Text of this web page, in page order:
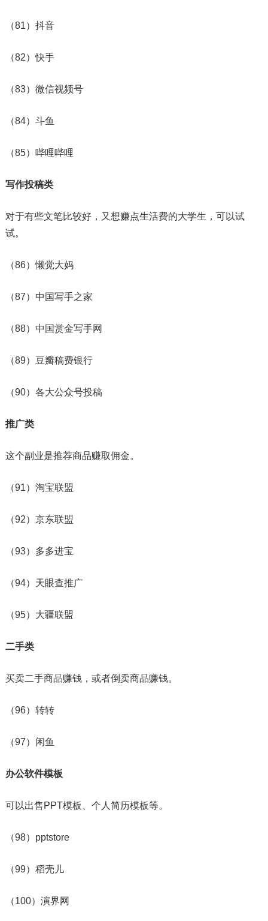
（81）抖音
（82）快手
（83）微信视频号
（84）斗鱼
（85）哔哩哔哩
写作投稿类
对于有些文笔比较好，又想赚点生活费的大学生，可以试
试。
（86）懒觉大妈
（87）中国写手之家
（88）中国赏金写手网
（89）豆瓣稿费银行
（90）各大公众号投稿
推广类
这个副业是推荐商品赚取佣金。
（91）淘宝联盟
（92）京东联盟
（93）多多进宝
（94）天眼查推广
（95）大疆联盟
二手类
买卖二手商品赚钱，或者倒卖商品赚钱。
（96）转转
（97）闲鱼
办公软件模板
可以出售PPT模板、个人简历模板等。
（98）pptstore
（99）稻壳儿
（100）演界网